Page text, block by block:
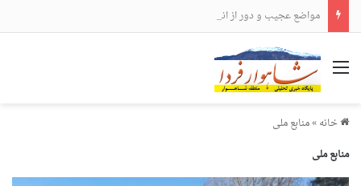
مواضع عجیب و دور از انتظار علی لاریجانی
منو
خانه»منابع ملی
منابع ملی